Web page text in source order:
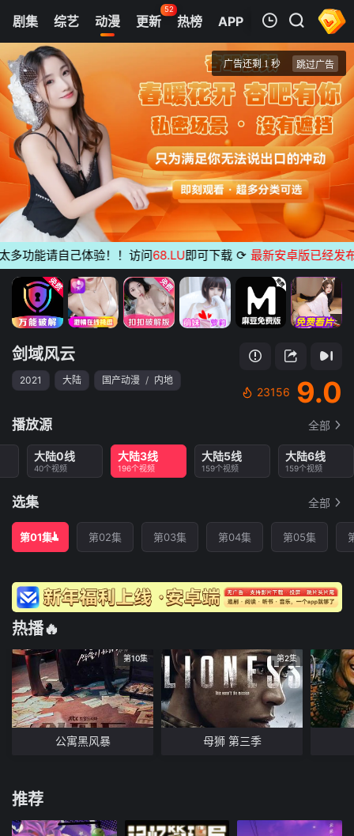
剧集 综艺 动漫 更新
52
热榜 APP
第01集
清空
请自己体验！！访问 68.LU即可下载 ⟳ 最新安卓版已经发布无
剑域风云
2021 大陆 国产动漫 / 内地
23156 9.0
播放源 全部
大陆0线
40个视频
大陆3线
196个视频
大陆5线
159个视频
大陆6线
159个视频
选集 全部
第01集 第02集 第03集 第04集 第05集
热播🔥
第10集
公寓黑风暴
第2集
母狮 第三季
推荐